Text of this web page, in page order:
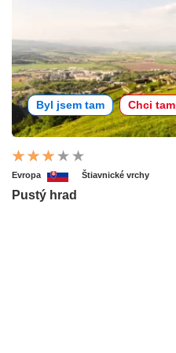
Byl jsem tam Chci tam
Evropa Štiavnické vrchy
Pustý hrad